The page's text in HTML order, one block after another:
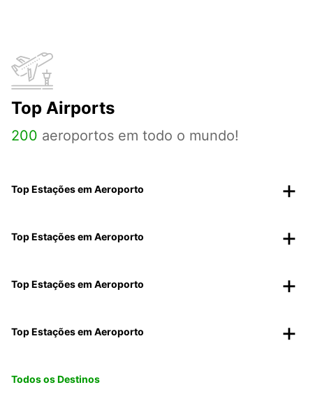
Top Airports
200 aeroportos em todo o mundo!
Top Estações em Aeroporto
Top Estações em Aeroporto
Top Estações em Aeroporto
Top Estações em Aeroporto
Todos os Destinos